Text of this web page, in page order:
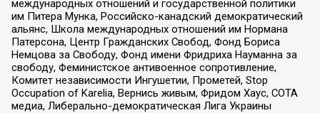
международных отношений и государственной политики
им Питера Мунка, Российско-канадский демократический
альянс, Школа международных отношений им Нормана
Патерсона, Центр Гражданских Свобод, Фонд Бориса
Немцова за Свободу, Фонд имени Фридриха Науманна за
свободу, Феминистское антивоенное сопротивление,
Комитет независимости Ингушетии, Прометей, Stop
Occupation of Karelia, Вернись живым, Фридом Хаус, СОТА
медиа, Либерально-демократическая Лига Украины